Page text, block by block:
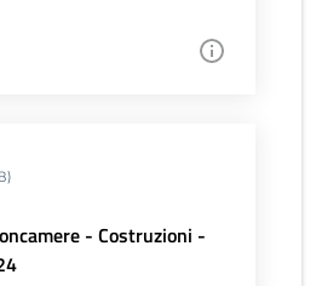
- Costruzioni -